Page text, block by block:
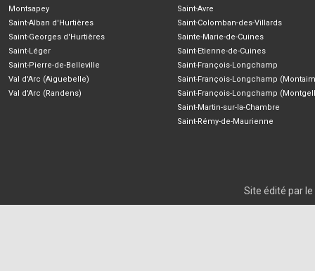
Montsapey
Saint-Alban d'Hurtières
Saint-Georges d'Hurtières
Saint-Léger
Saint-Pierre-de-Belleville
Val d'Arc (Aiguebelle)
Val d'Arc (Randens)
Saint-Avre
Saint-Colomban-des-Villards
Sainte-Marie-de-Cuines
Saint-Etienne-de-Cuines
Saint-François-Longchamp
Saint-François-Longchamp
Saint-François-Longchamp
Saint-Martin-sur-la-Chambre
Saint-Rémy-de-Maurienne
Site édité par